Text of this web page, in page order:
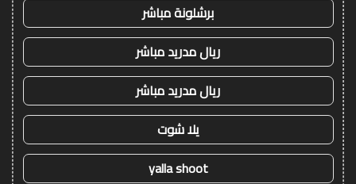
برشلونة مباشر
ريال مدريد مباشر
ريال مدريد مباشر
يلا شوت
yalla shoot